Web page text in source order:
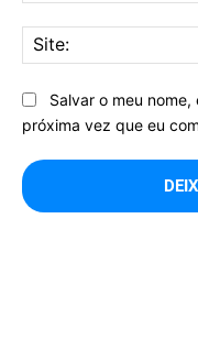
Salvar o meu
próxima vez que eu